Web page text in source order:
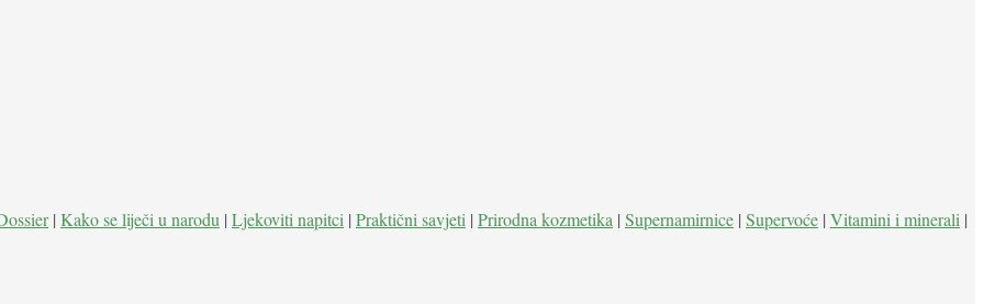
| Kako se liječi u narodu | Ljekoviti napitci | Praktični savjeti | Prirodna kozmetika | Supernamirnice | Supervoće | Vitamini i minerali |